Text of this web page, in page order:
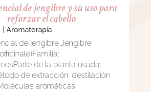
de jengibre y su uso para
reforzar el cabello
| Aromaterapia
de jengibre Jengibre
de la planta usada:
de extracción: destilación
aromáticas: